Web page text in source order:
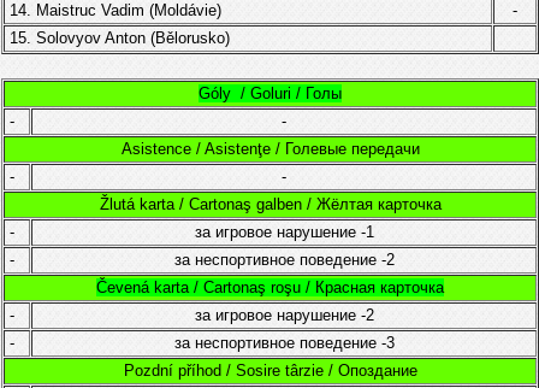
14. Maistruc Vadim (Moldávie)
-
15. Solovyov Anton (Bělorusko)
Góly / Goluri / Голы
-
-
Asistence / Asistenţe / Голевые передачи
-
-
Žlutá karta / Cartonaş galben / Жёлтая карточка
-
за игровое нарушение -1
-
за неспортивное поведение -2
Čevená karta / Cartonaş roşu / Красная карточка
-
за игровое нарушение -2
-
за неспортивное поведение -3
Pozdní příhod / Sosire târzie / Опоздание